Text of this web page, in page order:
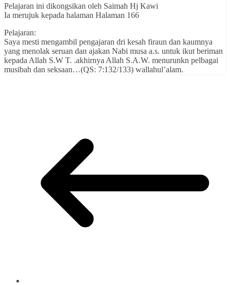
Pelajaran ini dikongsikan oleh Saimah Hj Kawi
Ia merujuk kepada halaman Halaman 166
Pelajaran:
Saya mesti mengambil pengajaran dri kesah firaun dan kaumnya
yang menolak seruan dan ajakan Nabi musa a.s. untuk ikut beriman
kepada Allah S.W T. .akhirnya Allah S.A.W. menurunkn pelbagai
musibah dan seksaan…(QS: 7:132/133) wallahul’alam.